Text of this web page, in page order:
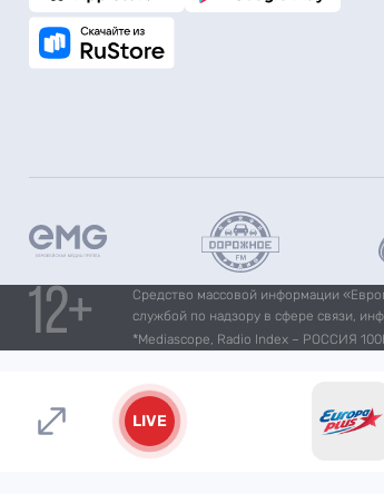
Средство массовой информации
службой по надзору в сфере связи,
*Mediascope, Radio Index – РОССИЯ
LIVE